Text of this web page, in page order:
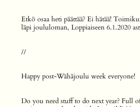
Etkö osaa heti päättää? Ei hätää!
läpi joululoman, Loppiaiseen 6.1.2020
//
Happy post-Wähäjoulu week everyone!
Do you need stuff to do next year? Full